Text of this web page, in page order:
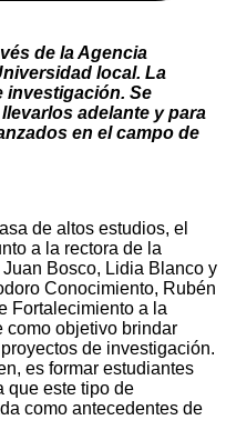
de la Agencia
local. La
investigación. Se
adelante y para
en el campo de
de altos estudios, el
a la rectora de la
Bosco, Lidia Blanco y
Conocimiento, Rubén
Fortalecimiento a la
como objetivo brindar
de investigación.
es formar estudiantes
que este tipo de
como antecedentes de